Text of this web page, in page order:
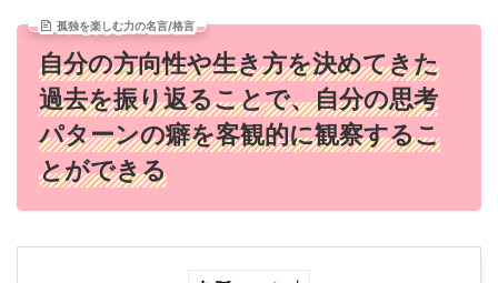
孤独を楽しむ力の名言/格言
自分の方向性や生き方を決めてきた
過去を振り返ることで、自分の思考
パターンの癖を客観的に観察するこ
とができる